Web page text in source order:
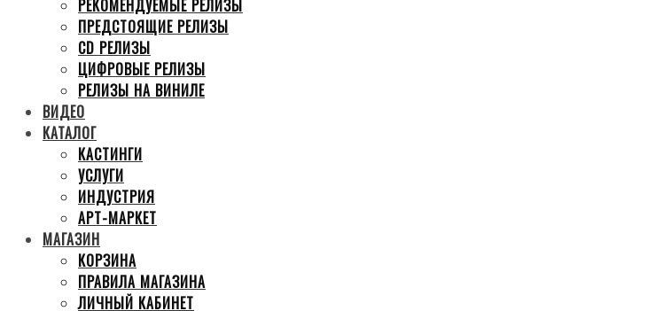
РЕКОМЕНДУЕМЫЕ РЕЛИЗЫ
ПРЕДСТОЯЩИЕ РЕЛИЗЫ
CD РЕЛИЗЫ
ЦИФРОВЫЕ РЕЛИЗЫ
РЕЛИЗЫ НА ВИНИЛЕ
ВИДЕО
КАТАЛОГ
КАСТИНГИ
УСЛУГИ
ИНДУСТРИЯ
АРТ-МАРКЕТ
МАГАЗИН
КОРЗИНА
ПРАВИЛА МАГАЗИНА
ЛИЧНЫЙ КАБИНЕТ